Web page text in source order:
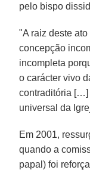
pelo bispo
"A raiz deste
concepção
incompleta
o carácter vivo
contraditória […]
universal da
Em 2001,
quando a
papal) foi